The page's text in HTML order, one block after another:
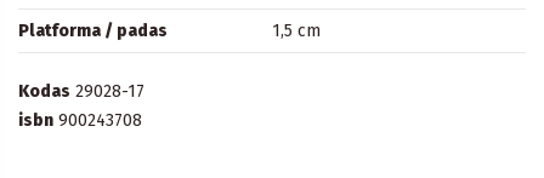
Platforma / padas 1,5 cm
Kodas 29028-17
isbn 900243708